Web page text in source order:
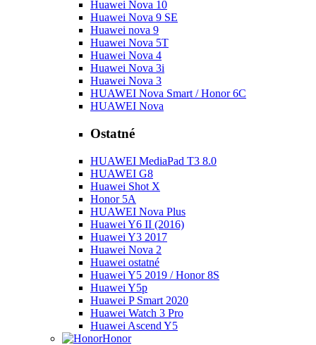
Huawei Nova 10
Huawei Nova 9 SE
Huawei nova 9
Huawei Nova 5T
Huawei Nova 4
Huawei Nova 3i
Huawei Nova 3
HUAWEI Nova Smart / Honor 6C
HUAWEI Nova
Ostatné
HUAWEI MediaPad T3 8.0
HUAWEI G8
Huawei Shot X
Honor 5A
HUAWEI Nova Plus
Huawei Y6 II (2016)
Huawei Y3 2017
Huawei Nova 2
Huawei ostatné
Huawei Y5 2019 / Honor 8S
Huawei Y5p
Huawei P Smart 2020
Huawei Watch 3 Pro
Huawei Ascend Y5
Honor